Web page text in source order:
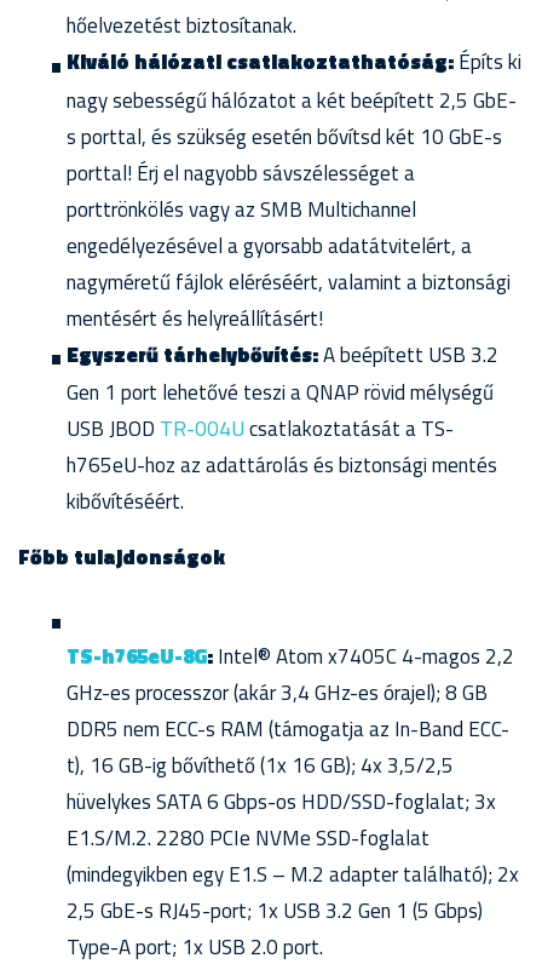
hőelvezetést biztosítanak.
Kiváló hálózati csatlakoztathatóság:Építs ki
nagy sebességű hálózatot a két beépített 2,5 GbE-
s porttal, és szükség esetén bővítsd két 10 GbE-s
porttal! Érj el nagyobb sávszélességet a
porttrönkölés vagy az SMB Multichannel
engedélyezésével a gyorsabb adatátvitelért, a
nagyméretű fájlok eléréséért, valamint a biztonsági
mentésért és helyreállításért!
Egyszerű tárhelybővítés:A beépített USB 3.2
Gen 1 port lehetővé teszi a QNAP rövid mélységű
USB JBOD TR-004Ucsatlakoztatását a TS-
h765eU-hoz az adattárolás és biztonsági mentés
kibővítéséért.
Főbb tulajdonságok
TS-h765eU-8G:Intel® Atom x7405C 4-magos 2,2
GHz-es processzor (akár 3,4 GHz-es órajel); 8 GB
DDR5 nem ECC-s RAM (támogatja az In-Band ECC-
t), 16 GB-ig bővíthető (1x 16 GB); 4x 3,5/2,5
hüvelykes SATA 6 Gbps-os HDD/SSD-foglalat; 3x
E1.S/M.2. 2280 PCIe NVMe SSD-foglalat
(mindegyikben egy E1.S – M.2 adapter található); 2x
2,5 GbE-s RJ45-port; 1x USB 3.2 Gen 1 (5 Gbps)
Type-A port; 1x USB 2.0 port.